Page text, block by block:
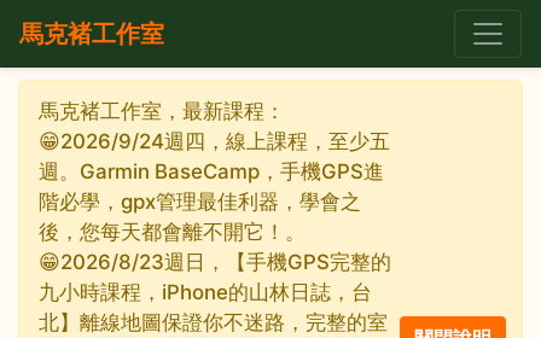
馬克褚工作室
馬克褚工作室，最新課程：
😁2026/9/24週四，線上課程，至少五
週。Garmin BaseCamp，手機GPS進
階必學，gpx管理最佳利器，學會之
後，您每天都會離不開它！。
😁2026/8/23週日，【手機GPS完整的
九小時課程，iPhone的山林日誌，台
北】離線地圖保證你不迷路，完整的室